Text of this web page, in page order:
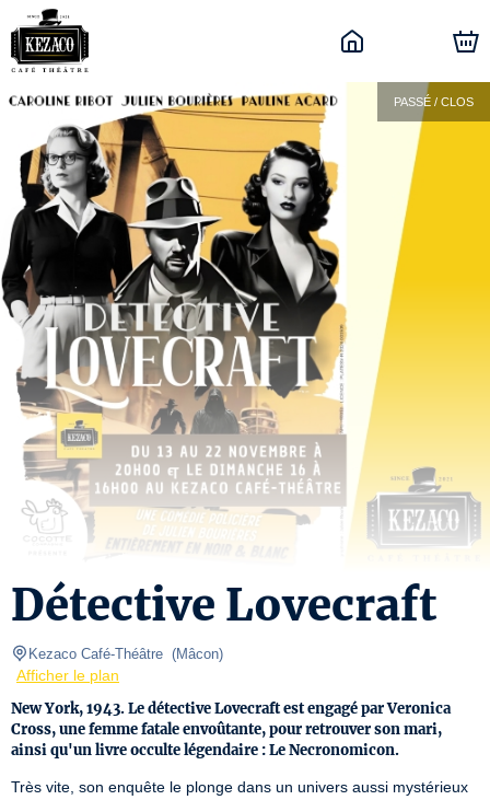
PASSÉ / CLOS
Détective Lovecraft
Kezaco Café-Théâtre (Mâcon)
Afficher le plan
New York, 1943. Le détective Lovecraft est engagé par Veronica
Cross, une femme fatale envoûtante, pour retrouver son mari,
ainsi qu'un livre occulte légendaire : Le Necronomicon.
Très vite, son enquête le plonge dans un univers aussi mystérieux